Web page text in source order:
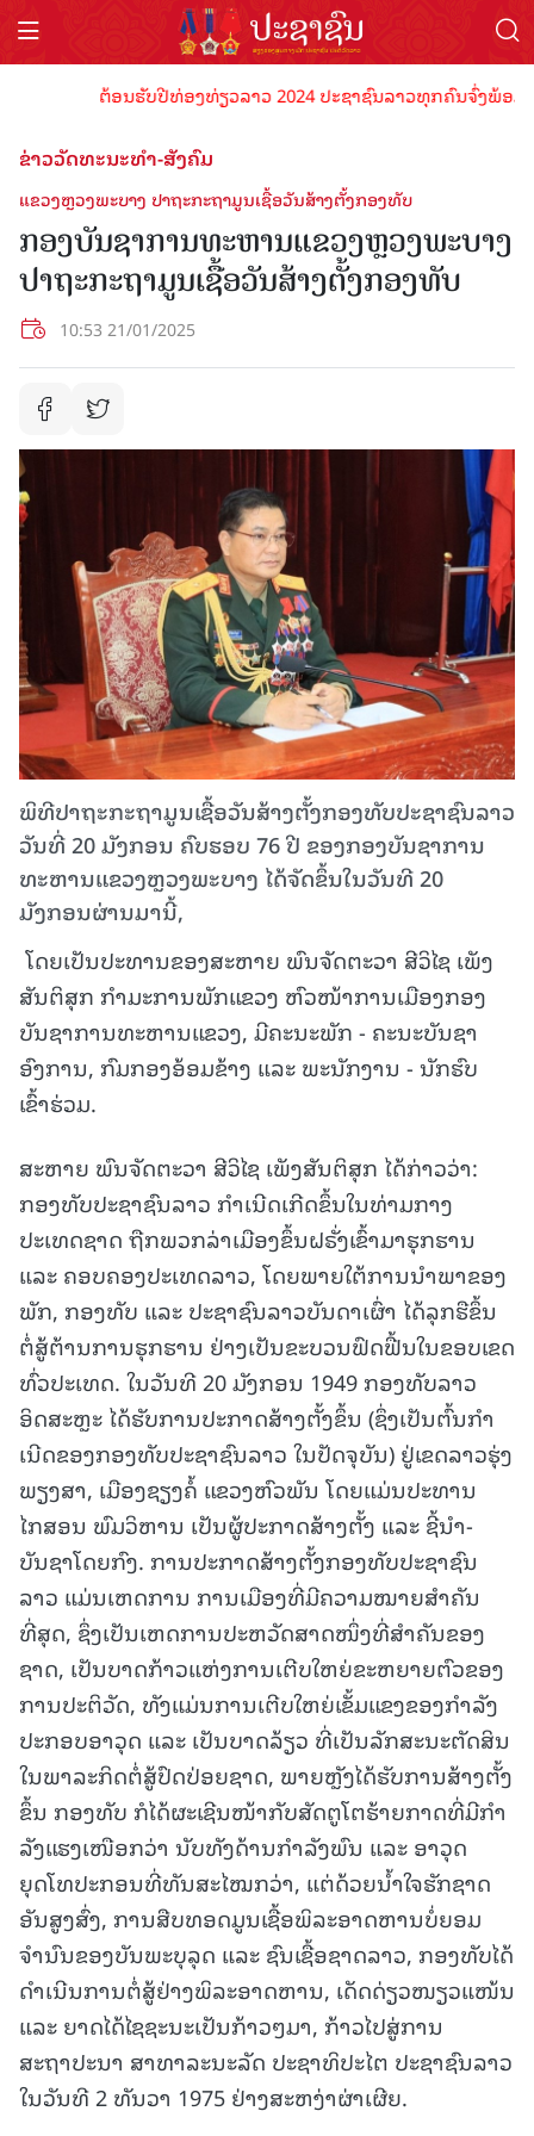
ຕ້ອນຮັບປີທ່ອງທ່ຽວລາວ 2024 ປະຊາຊົນລາວທຸກຄົນຈົ່ງພ້ອມ
ຂ່າວວັດທະນະທຳ-ສັງຄົມ
ແຂວງຫຼວງພະບາງ ປາຖະກະຖາມູນເຊື້ອວັນສ້າງຕັ້ງກອງທັບ
ກອງບັນຊາການທະຫານແຂວງຫຼວງພະບາງ
ປາຖະກະຖາມູນເຊື້ອວັນສ້າງຕັ້ງກອງທັບ
10:53 21/01/2025
ພິທີປາຖະກະຖາມູນເຊື້ອວັນສ້າງຕັ້ງກອງທັບປະຊາຊົນລາວ
ວັນທີ່ 20 ມັງກອນ ຄົບຮອບ 76 ປີ ຂອງກອງບັນຊາການ
ທະຫານແຂວງຫຼວງພະບາງ ໄດ້ຈັດຂຶ້ນໃນວັນທີ 20
ມັງກອນຜ່ານມານີ້,
ໂດຍເປັນປະທານຂອງສະຫາຍ ພົນຈັດຕະວາ ສີວິໄຊ ເພັງ
ສັນຕິສຸກ ກໍາມະການພັກແຂວງ ຫົວໜ້າການເມືອງກອງ
ບັນຊາການທະຫານແຂວງ, ມີຄະນະພັກ - ຄະນະບັນຊາ
ອົງການ, ກົມກອງອ້ອມຂ້າງ ແລະ ພະນັກງານ - ນັກຮົບ
ເຂົ້າຮ່ວມ.
ສະຫາຍ ພົນຈັດຕະວາ ສີວິໄຊ ເພັງສັນຕິສຸກ ໄດ້ກ່າວວ່າ:
ກອງທັບປະຊາຊົນລາວ ກຳເນີດເກີດຂຶ້ນໃນທ່າມກາງ
ປະເທດຊາດ ຖືກພວກລ່າເມືອງຂຶ້ນຝຣັ່ງເຂົ້າມາຮຸກຮານ
ແລະ ຄອບຄອງປະເທດລາວ, ໂດຍພາຍໃຕ້ການນຳພາຂອງ
ພັກ, ກອງທັບ ແລະ ປະຊາຊົນລາວບັນດາເຜົ່າ ໄດ້ລຸກຮືຂຶ້ນ
ຕໍ່ສູ້ຕ້ານການຮຸກຮານ ຢ່າງເປັນຂະບວນຟົດຟື້ນໃນຂອບເຂດ
ທົ່ວປະເທດ. ໃນວັນທີ 20 ມັງກອນ 1949 ກອງທັບລາວ
ອິດສະຫຼະ ໄດ້ຮັບການປະກາດສ້າງຕັ້ງຂຶ້ນ (ຊຶ່ງເປັນຕົ້ນກໍາ
ເນີດຂອງກອງທັບປະຊາຊົນລາວ ໃນປັດຈຸບັນ) ຢູ່ເຂດລາວຮຸ່ງ
ພຽງສາ, ເມືອງຊຽງຄໍ້ ແຂວງຫົວພັນ ໂດຍແມ່ນປະທານ
ໄກສອນ ພົມວິຫານ ເປັນຜູ້ປະກາດສ້າງຕັ້ງ ແລະ ຊີ້ນຳ-
ບັນຊາໂດຍກົງ. ການປະກາດສ້າງຕັ້ງກອງທັບປະຊາຊົນ
ລາວ ແມ່ນເຫດການ ການເມືອງທີ່ມີຄວາມໝາຍສໍາຄັນ
ທີ່ສຸດ, ຊຶ່ງເປັນເຫດການປະຫວັດສາດໜຶ່ງທີ່ສຳຄັນຂອງ
ຊາດ, ເປັນບາດກ້າວແຫ່ງການເຕີບໃຫຍ່ຂະຫຍາຍຕົວຂອງ
ການປະຕິວັດ, ທັງແມ່ນການເຕີບໃຫຍ່ເຂັ້ມແຂງຂອງກຳລັງ
ປະກອບອາວຸດ ແລະ ເປັນບາດລ້ຽວ ທີ່ເປັນລັກສະນະຕັດສິນ
ໃນພາລະກິດຕໍ່ສູ້ປົດປ່ອຍຊາດ, ພາຍຫຼັງໄດ້ຮັບການສ້າງຕັ້ງ
ຂຶ້ນ ກອງທັບ ກໍໄດ້ຜະເຊີນໜ້າກັບສັດຕູໂຕຮ້າຍກາດທີ່ມີກໍາ
ລັງແຮງເໜືອກວ່າ ນັບທັງດ້ານກໍາລັງພົນ ແລະ ອາວຸດ
ຍຸດໂທປະກອນທີ່ທັນສະໄໝກວ່າ, ແຕ່ດ້ວຍນໍ້າໃຈຮັກຊາດ
ອັນສູງສົ່ງ, ການສືບທອດມູນເຊື້ອພິລະອາດຫານບໍ່ຍອມ
ຈໍານົນຂອງບັນພະບຸລຸດ ແລະ ຊົນເຊື້ອຊາດລາວ, ກອງທັບໄດ້
ດໍາເນີນການຕໍ່ສູ້ຢ່າງພິລະອາດຫານ, ເດັດດ່ຽວໜຽວແໜ້ນ
ແລະ ຍາດໄດ້ໄຊຊະນະເປັນກ້າວໆມາ, ກ້າວໄປສູ່ການ
ສະຖາປະນາ ສາທາລະນະລັດ ປະຊາທິປະໄຕ ປະຊາຊົນລາວ
ໃນວັນທີ 2 ທັນວາ 1975 ຢ່າງສະຫງ່າຜ່າເຜີຍ.